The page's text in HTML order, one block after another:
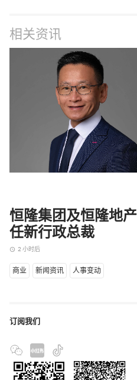
相关资讯
恒隆集团及恒隆地
任新行政总裁
access_time 2 小时后
商业 新闻资讯 人事变动
订阅我们